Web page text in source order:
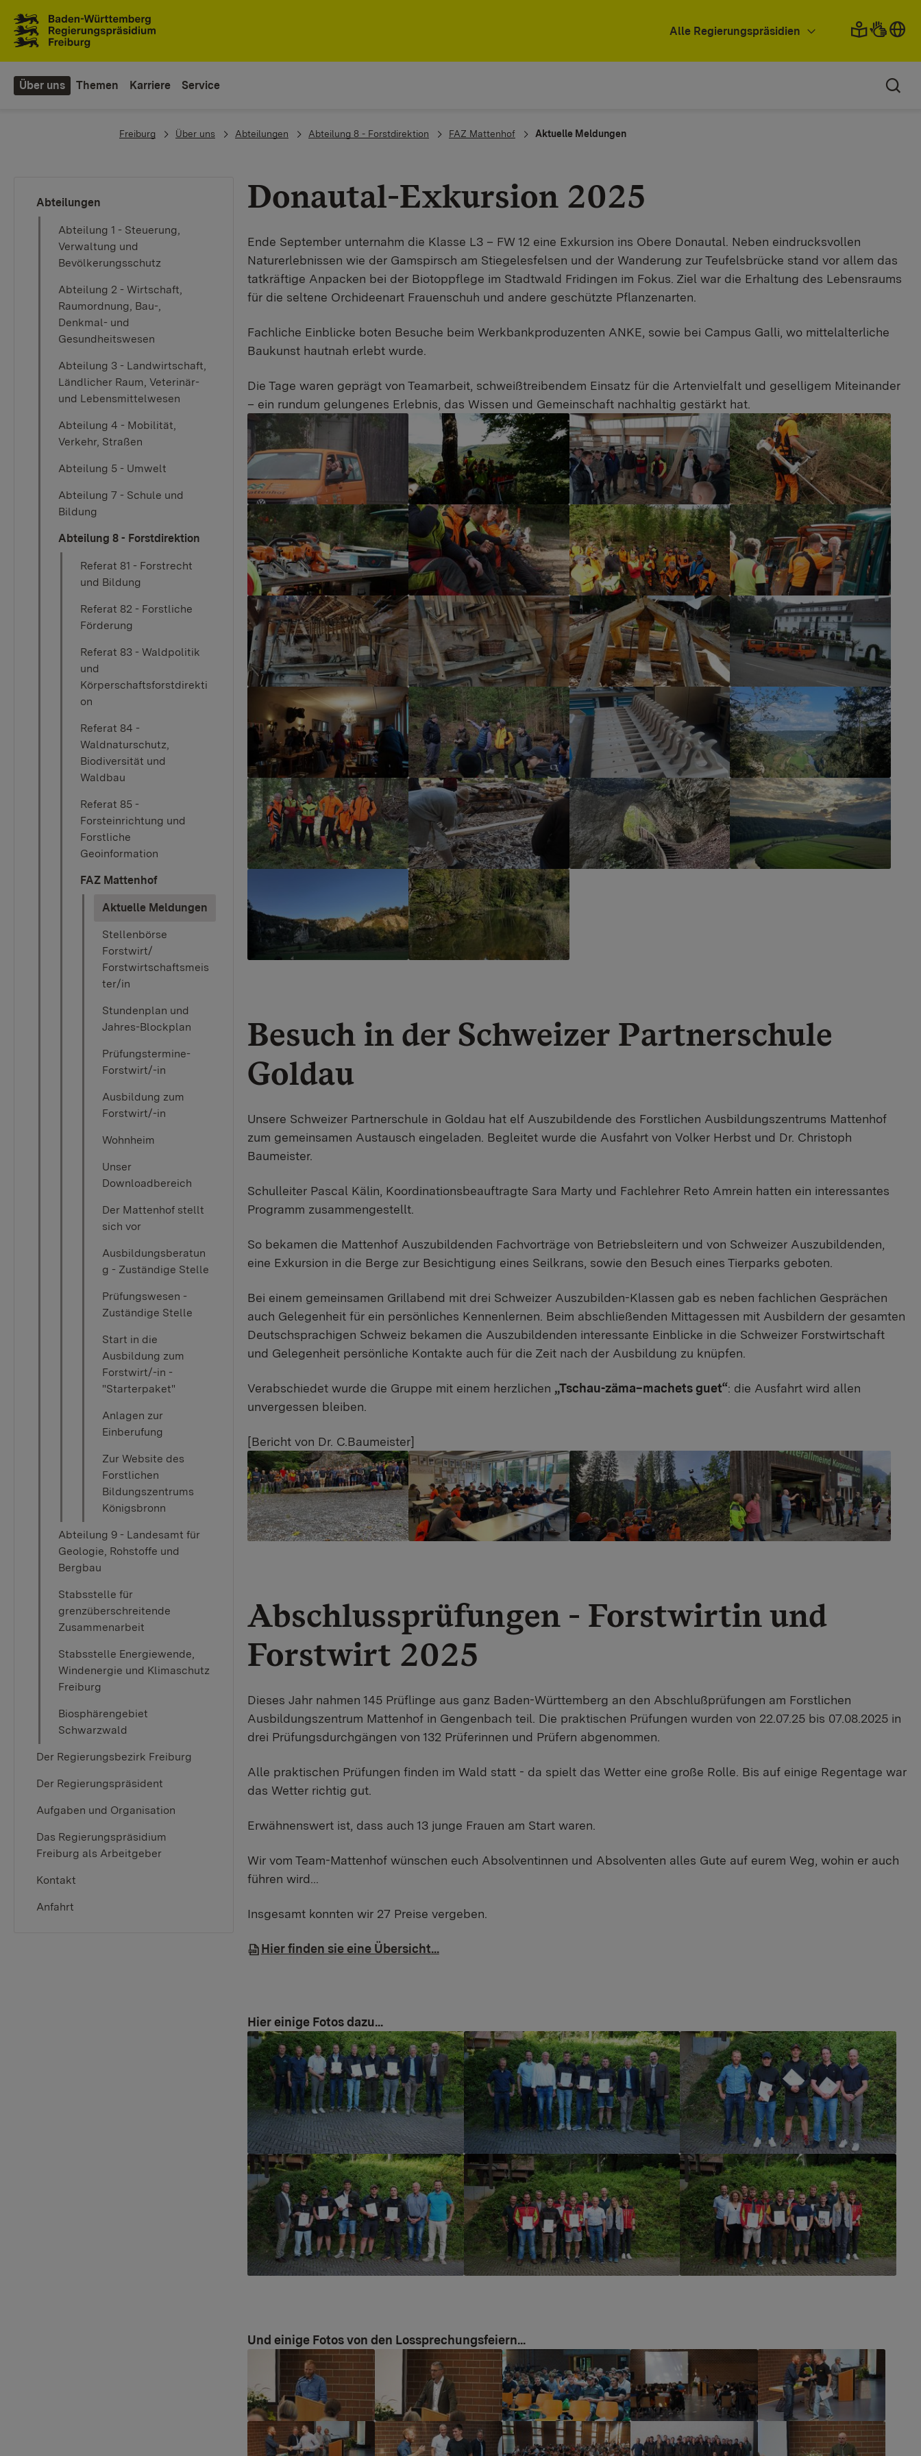
Alle Regierungspräsidien
Über uns Themen Karriere Service
You are here:
Freiburg Über uns Abteilungen Abteilung 8 - Forstdirektion FAZ Mattenhof Aktuelle Meldungen
Abteilungen
Abteilung 1 - Steuerung,
Verwaltung und
Bevölkerungsschutz
Abteilung 2 - Wirtschaft,
Raumordnung, Bau-,
Denkmal- und
Gesundheitswesen
Abteilung 3 - Landwirtschaft,
Ländlicher Raum, Veterinär-
und Lebensmittelwesen
Abteilung 4 - Mobilität,
Verkehr, Straßen
Abteilung 5 - Umwelt
Abteilung 7 - Schule und
Bildung
Abteilung 8 - Forstdirektion
Referat 81 - Forstrecht
und Bildung
Referat 82 - Forstliche
Förderung
Referat 83 - Waldpolitik
und
Körperschaftsforstdirekti
on
Referat 84 -
Waldnaturschutz,
Biodiversität und
Waldbau
Referat 85 -
Forsteinrichtung und
Forstliche
Geoinformation
FAZ Mattenhof
Aktuelle Meldungen (current)
Stellenbörse
Forstwirt/
Forstwirtschaftsmeis
ter/in
Stundenplan und
Jahres-Blockplan
Prüfungstermine-
Forstwirt/-in
Ausbildung zum
Forstwirt/-in
Wohnheim
Unser
Downloadbereich
Der Mattenhof stellt
sich vor
Ausbildungsberatun
g - Zuständige Stelle
Prüfungswesen -
Zuständige Stelle
Start in die
Ausbildung zum
Forstwirt/-in -
"Starterpaket"
Anlagen zur
Einberufung
Zur Website des
Forstlichen
Bildungszentrums
Königsbronn
Abteilung 9 - Landesamt für
Geologie, Rohstoffe und
Bergbau
Stabsstelle für
grenzüberschreitende
Zusammenarbeit
Stabsstelle Energiewende,
Windenergie und Klimaschutz
Freiburg
Biosphärengebiet
Schwarzwald
Der Regierungsbezirk Freiburg
Der Regierungspräsident
Aufgaben und Organisation
Das Regierungspräsidium
Freiburg als Arbeitgeber
Kontakt
Anfahrt
Show larger version Show larger version Show larger version Show larger version
Show larger version Show larger version Show larger version Show larger version
Show larger version Show larger version Show larger version Show larger version
Show larger version Show larger version Show larger version Show larger version
Show larger version Show larger version Show larger version Show larger version
Show larger version
Donautal-Exkursion 2025
Ende September unternahm die Klasse L3 – FW 12 eine Exkursion ins Obere Donautal. Neben eindrucksvollen
Naturerlebnissen wie der Gamspirsch am Stiegelesfelsen und der Wanderung zur Teufelsbrücke stand vor allem das
tatkräftige Anpacken bei der Biotoppflege im Stadtwald Fridingen im Fokus. Ziel war die Erhaltung des Lebensraums
für die seltene Orchideenart Frauenschuh und andere geschützte Pflanzenarten.
Fachliche Einblicke boten Besuche beim Werkbankproduzenten ANKE, sowie bei Campus Galli, wo mittelalterliche
Baukunst hautnah erlebt wurde.
Die Tage waren geprägt von Teamarbeit, schweißtreibendem Einsatz für die Artenvielfalt und geselligem Miteinander
– ein rundum gelungenes Erlebnis, das Wissen und Gemeinschaft nachhaltig gestärkt hat.
Show larger version Show larger version Show larger version Show larger version
Besuch in der Schweizer Partnerschule
Goldau
Unsere Schweizer Partnerschule in Goldau hat elf Auszubildende des Forstlichen Ausbildungszentrums Mattenhof
zum gemeinsamen Austausch eingeladen. Begleitet wurde die Ausfahrt von Volker Herbst und Dr. Christoph
Baumeister.
Schulleiter Pascal Kälin, Koordinationsbeauftragte Sara Marty und Fachlehrer Reto Amrein hatten ein interessantes
Programm zusammengestellt.
So bekamen die Mattenhof Auszubildenden Fachvorträge von Betriebsleitern und von Schweizer Auszubildenden,
eine Exkursion in die Berge zur Besichtigung eines Seilkrans, sowie den Besuch eines Tierparks geboten.
Bei einem gemeinsamen Grillabend mit drei Schweizer Auszubilden-Klassen gab es neben fachlichen Gesprächen
auch Gelegenheit für ein persönliches Kennenlernen. Beim abschließenden Mittagessen mit Ausbildern der gesamten
Deutschsprachigen Schweiz bekamen die Auszubildenden interessante Einblicke in die Schweizer Forstwirtschaft
und Gelegenheit persönliche Kontakte auch für die Zeit nach der Ausbildung zu knüpfen.
Verabschiedet wurde die Gruppe mit einem herzlichen „Tschau-zäma–machets guet“: die Ausfahrt wird allen
unvergessen bleiben.
[Bericht von Dr. C.Baumeister]
Abschlussprüfungen - Forstwirtin und
Forstwirt 2025
Dieses Jahr nahmen 145 Prüflinge aus ganz Baden-Württemberg an den Abschlußprüfungen am Forstlichen
Ausbildungszentrum Mattenhof in Gengenbach teil. Die praktischen Prüfungen wurden von 22.07.25 bis 07.08.2025 in
drei Prüfungsdurchgängen von 132 Prüferinnen und Prüfern abgenommen.
Alle praktischen Prüfungen finden im Wald statt - da spielt das Wetter eine große Rolle. Bis auf einige Regentage war
das Wetter richtig gut.
Erwähnenswert ist, dass auch 13 junge Frauen am Start waren.
Wir vom Team-Mattenhof wünschen euch Absolventinnen und Absolventen alles Gute auf eurem Weg, wohin er auch
führen wird...
Insgesamt konnten wir 27 Preise vergeben.
Hier finden sie eine Übersicht...
Show larger version Show larger version Show larger version
Show larger version Show larger version Show larger version
Hier einige Fotos dazu...
Show larger version Show larger version Show larger version Show larger version Show larger version
Show larger version Show larger version Show larger version Show larger version Show larger version
Und einige Fotos von den Lossprechungsfeiern...